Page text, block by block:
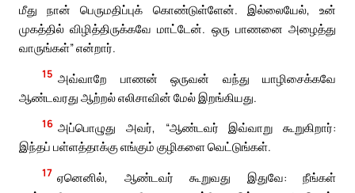
மீது நான் பெருமதிப்புக் கொண்டுள்ளேன். இல்லையேல், உன்
முகத்தில் விழித்திருக்கவே மாட்டேன். ஒரு பாணனை அழைத்து
வாருங்கள்” என்றார்.
15 அவ்வாறே பாணன் ஒருவன் வந்து யாழிசைக்கவே
ஆண்டவரது ஆற்றல் எலிசாவின் மேல் இறங்கியது.
16 அப்பொழுது அவர், “ஆண்டவர் இவ்வாறு கூறுகிறார்:
இந்தப் பள்ளத்தாக்கு எங்கும் குழிகளை வெட்டுங்கள்.
17 ஏனெனில், ஆண்டவர் கூறுவது இதுவே: நீங்கள்